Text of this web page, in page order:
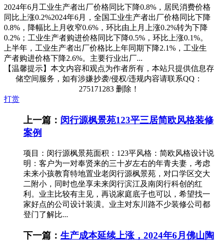
2024年6月工业生产者出厂价格同比下降0.8%，居民消费价格
同比上涨0.2%2024年6月，全国工业生产者出厂价格同比下降
0.8%，降幅比上月收窄0.6%，环比由上月上涨0.2%转为下降
0.2%；工业生产者购进价格同比下降0.5%，环比上涨0.1%。
上半年，工业生产者出厂价格比上年同期下降2.1%，工业生
产者购进价格下降2.6%。主要行业出厂...
【温馨提示】本文内容和观点为作者所有，本站只提供信息存
储空间服务，如有涉嫌抄袭/侵权/违规内容请联系QQ：
275171283 删除！
打赏
上一篇： 闵行源枫景苑123平三居简欧风格装修
案例
项目：闵行源枫景苑面积：123平风格：简欧风格设计说
明：客户为一对奉贤来的三十岁左右的年青夫妻，考虑
未来小孩教育特地置业老闵行源枫景苑，对口学区交大
二附小，同时也坐享未来闵行滨江及南闵行科创的红
利。业主比较有主见，再说家庭底子也可以，希望找一
家好点的公司设计装潢。业主对东川路不少装修公司都
登门了解比...
下一篇： 生产成本延续上涨，2024年6月佛山陶